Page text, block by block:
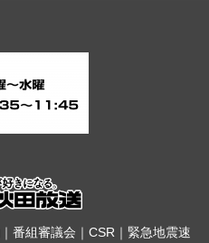
｜ 番組審議会 ｜ CSR｜ 緊急地震速